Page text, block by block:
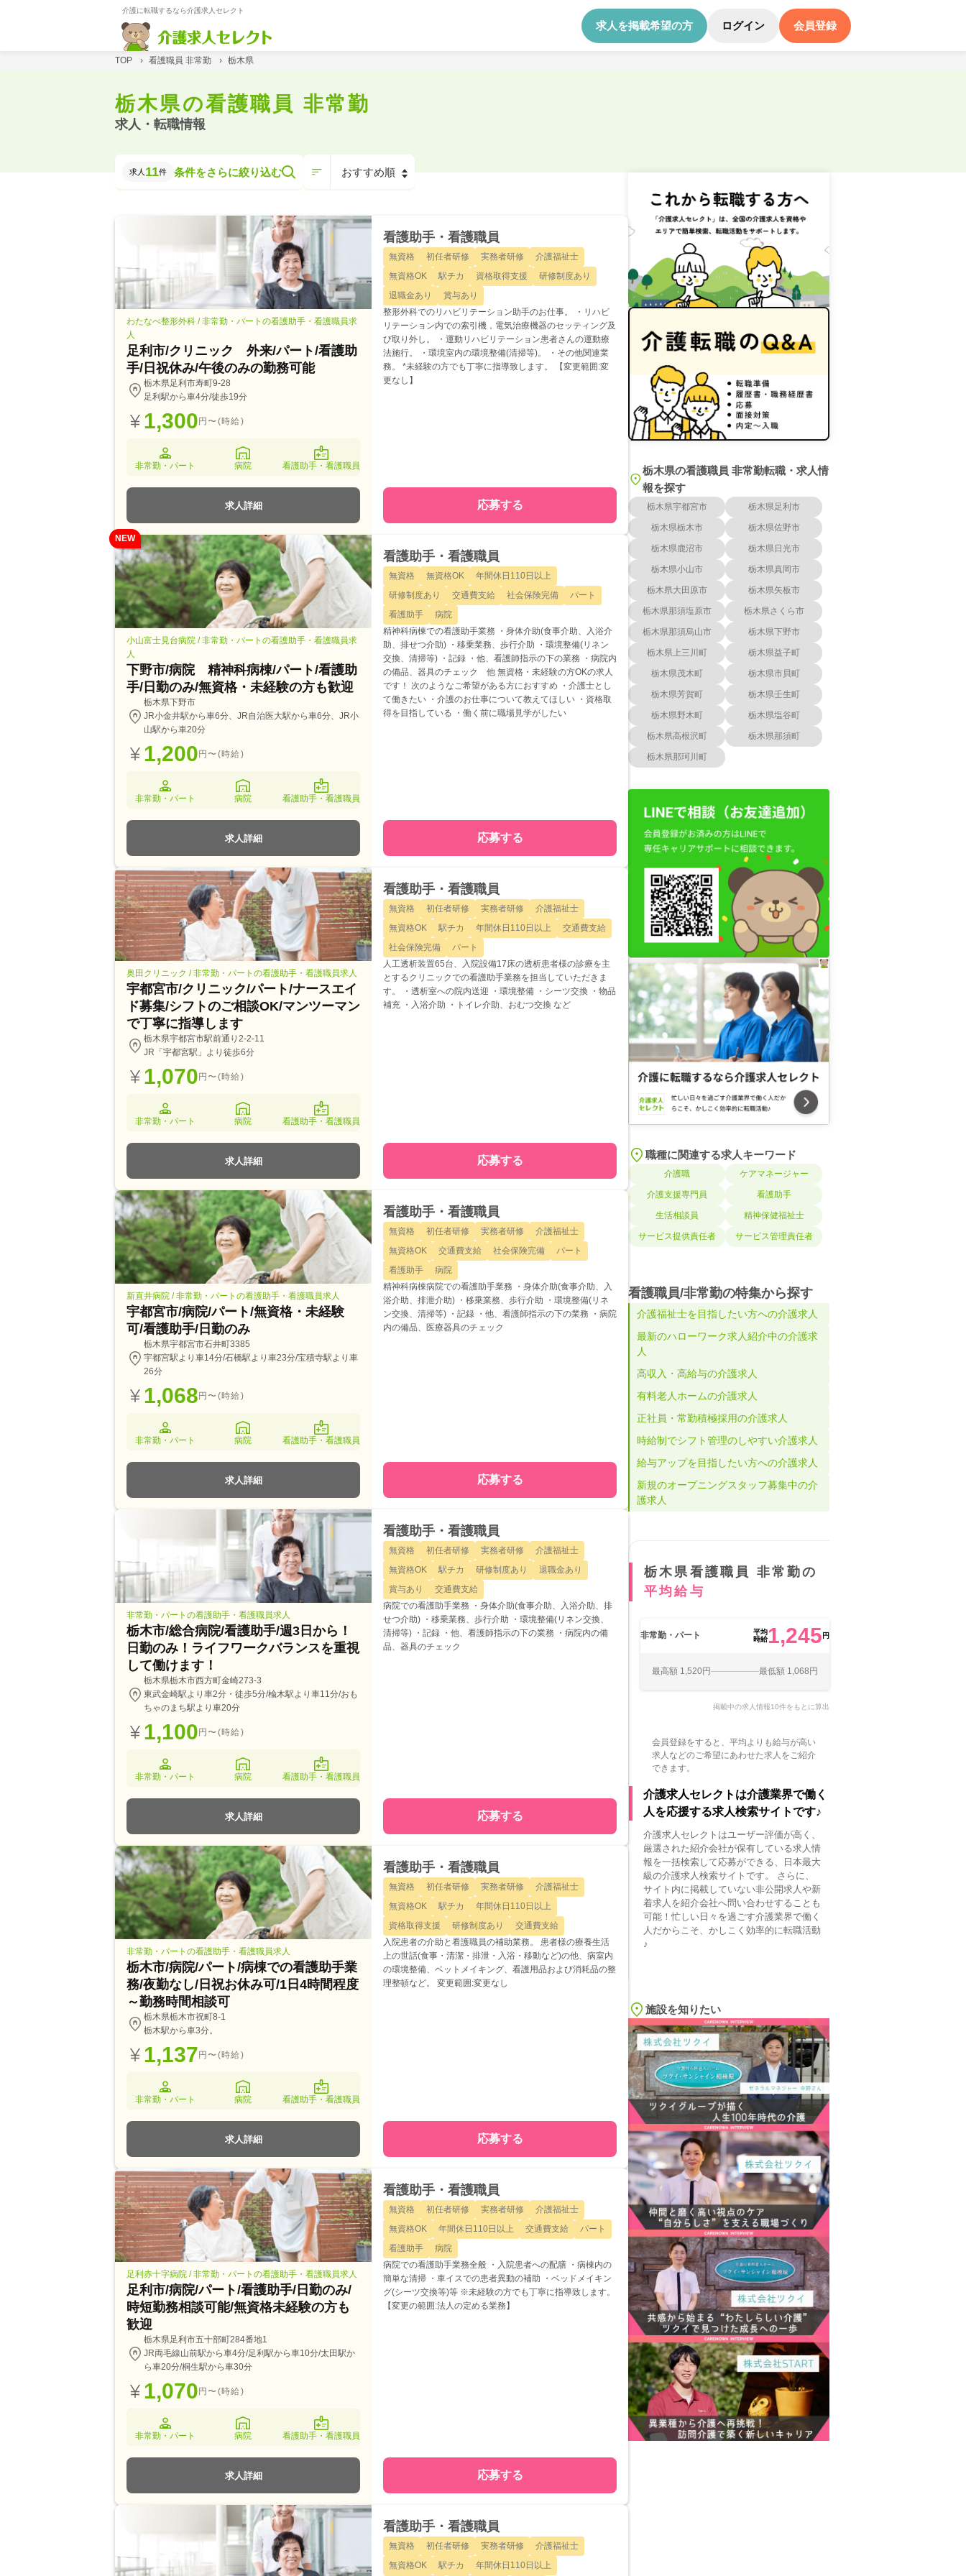
介護に転職するなら介護求人セレクト
求人を掲載希望の方 ログイン 会員登録
TOP › 看護職員 非常勤 › 栃木県
栃木県の看護職員 非常勤
求人・転職情報
求人 11件 条件をさらに絞り込む
わたなべ整形外科 / 非常勤・パートの看護助手・看護職員求
人
足利市/クリニック 外来/パート/看護助
手/日祝休み/午後のみの勤務可能
栃木県足利市寿町9-28
足利駅から車4分/徒歩19分
1,300円〜(時給)
非常勤・パート 病院 看護助手・看護職員
求人詳細
看護助手・看護職員
無資格 初任者研修 実務者研修
介護福祉士
無資格OK
駅チカ 資格取得支援
研修制度あり
退職金あり
賞与あり
整形外科でのリハビリテーション助手のお仕事。 ・リハビ
リテーション内での索引機，電気治療機器のセッティング及
び取り外し。 ・運動リハビリテーション患者さんの運動療
法施行。 ・環境室内の環境整備(清掃等)。 ・その他関連業
務。 *未経験の方でも丁寧に指導致します。 【変更範囲:変
更なし】
応募する
NEW
小山富士見台病院 / 非常勤・パートの看護助手・看護職員求
人
下野市/病院 精神科病棟/パート/看護助
手/日勤のみ/無資格・未経験の方も歓迎
栃木県下野市
JR小金井駅から車6分、JR自治医大駅から車6分、JR小
山駅から車20分
1,200円〜(時給)
非常勤・パート 病院 看護助手・看護職員
求人詳細
看護助手・看護職員
無資格 無資格OK
年間休日110日以上
研修制度あり
交通費支給 社会保険完備
パート
看護助手
病院
精神科病棟での看護助手業務 ・身体介助(食事介助、入浴介
助、排せつ介助) ・移乗業務、歩行介助 ・環境整備(リネン
交換、清掃等) ・記録 ・他、看護師指示の下の業務 ・病院内
の備品、器具のチェック 他 無資格・未経験の方OKの求人
です！ 次のようなご希望がある方におすすめ ・介護士とし
て働きたい ・介護のお仕事について教えてほしい ・資格取
得を目指している ・働く前に職場見学がしたい
応募する
奥田クリニック / 非常勤・パートの看護助手・看護職員求人
宇都宮市/クリニック/パート/ナースエイ
ド募集/シフトのご相談OK/マンツーマン
で丁寧に指導します
栃木県宇都宮市駅前通り2-2-11
JR「宇都宮駅」より徒歩6分
1,070円〜(時給)
非常勤・パート 病院 看護助手・看護職員
求人詳細
看護助手・看護職員
無資格 初任者研修 実務者研修
介護福祉士
無資格OK
駅チカ 年間休日110日以上
交通費支給
社会保険完備
パート
人工透析装置65台、入院設備17床の透析患者様の診療を主
とするクリニックでの看護助手業務を担当していただきま
す。 ・透析室への院内送迎 ・環境整備 ・シーツ交換 ・物品
補充 ・入浴介助 ・トイレ介助、おむつ交換 など
応募する
新直井病院 / 非常勤・パートの看護助手・看護職員求人
宇都宮市/病院/パート/無資格・未経験
可/看護助手/日勤のみ
栃木県宇都宮市石井町3385
宇都宮駅より車14分/石橋駅より車23分/宝積寺駅より車
26分
1,068円〜(時給)
非常勤・パート 病院 看護助手・看護職員
求人詳細
看護助手・看護職員
無資格 初任者研修 実務者研修
介護福祉士
無資格OK
交通費支給 社会保険完備
パート
看護助手
病院
精神科病棟病院での看護助手業務 ・身体介助(食事介助、入
浴介助、排泄介助) ・移乗業務、歩行介助 ・環境整備(リネ
ン交換、清掃等) ・記録 ・他、看護師指示の下の業務 ・病院
内の備品、医療器具のチェック
応募する
非常勤・パートの看護助手・看護職員求人
栃木市/総合病院/看護助手/週3日から！
日勤のみ！ライフワークバランスを重視
して働けます！
栃木県栃木市西方町金崎273-3
東武金崎駅より車2分・徒歩5分/楡木駅より車11分/おも
ちゃのまち駅より車20分
1,100円〜(時給)
非常勤・パート 病院 看護助手・看護職員
求人詳細
看護助手・看護職員
無資格 初任者研修 実務者研修
介護福祉士
無資格OK
駅チカ 研修制度あり
退職金あり
賞与あり
交通費支給
病院での看護助手業務 ・身体介助(食事介助、入浴介助、排
せつ介助) ・移乗業務、歩行介助 ・環境整備(リネン交換、
清掃等) ・記録 ・他、看護師指示の下の業務 ・病院内の備
品、器具のチェック
応募する
非常勤・パートの看護助手・看護職員求人
栃木市/病院/パート/病棟での看護助手業
務/夜勤なし/日祝お休み可/1日4時間程度
～勤務時間相談可
栃木県栃木市祝町8-1
栃木駅から車3分。
1,137円〜(時給)
非常勤・パート 病院 看護助手・看護職員
求人詳細
看護助手・看護職員
無資格 初任者研修 実務者研修
介護福祉士
無資格OK
駅チカ
年間休日110日以上
資格取得支援
研修制度あり
交通費支給
入院患者の介助と看護職員の補助業務。 患者様の療養生活
上の世話(食事・清潔・排泄・入浴・移動など)の他、病室内
の環境整備、ベットメイキング、看護用品および消耗品の整
理整頓など。 変更範囲:変更なし
応募する
足利赤十字病院 / 非常勤・パートの看護助手・看護職員求人
足利市/病院/パート/看護助手/日勤のみ/
時短勤務相談可能/無資格未経験の方も
歓迎
栃木県足利市五十部町284番地1
JR両毛線山前駅から車4分/足利駅から車10分/太田駅か
ら車20分/桐生駅から車30分
1,070円〜(時給)
非常勤・パート 病院 看護助手・看護職員
求人詳細
看護助手・看護職員
無資格 初任者研修 実務者研修
介護福祉士
無資格OK
年間休日110日以上 交通費支給
パート
看護助手
病院
病院での看護助手業務全般 ・入院患者への配膳 ・病棟内の
簡単な清掃 ・車イスでの患者異動の補助 ・ベッドメイキン
グ(シーツ交換等)等 ※未経験の方でも丁寧に指導致します。
【変更の範囲:法人の定める業務】
応募する
看護助手・看護職員
無資格 初任者研修 実務者研修
介護福祉士
無資格OK
駅チカ 年間休日110日以上
栃木県の看護職員 非常勤転職・求人情
報を探す
栃木県宇都宮市 栃木県足利市
栃木県栃木市 栃木県佐野市
栃木県鹿沼市 栃木県日光市
栃木県小山市 栃木県真岡市
栃木県大田原市 栃木県矢板市
栃木県那須塩原市 栃木県さくら市
栃木県那須烏山市 栃木県下野市
栃木県上三川町 栃木県益子町
栃木県茂木町 栃木県市貝町
栃木県芳賀町 栃木県壬生町
栃木県野木町 栃木県塩谷町
栃木県高根沢町 栃木県那須町
栃木県那珂川町
職種に関連する求人キーワード
介護職 ケアマネージャー
介護支援専門員 看護助手
生活相談員 精神保健福祉士
サービス提供責任者 サービス管理責任者
看護職員/非常勤の特集から探す
介護福祉士を目指したい方への介護求人
最新のハローワーク求人紹介中の介護求
人
高収入・高給与の介護求人
有料老人ホームの介護求人
正社員・常勤積極採用の介護求人
時給制でシフト管理のしやすい介護求人
給与アップを目指したい方への介護求人
新規のオープニングスタッフ募集中の介
護求人
栃木県看護職員 非常勤の
平均給与
非常勤・パート
平均
時給1,245 円
最高額 1,520円 最低額 1,068円
掲載中の求人情報10件をもとに算出
会員登録をすると、平均よりも給与が高い
求人などのご希望にあわせた求人をご紹介
できます。
介護求人セレクトは介護業界で働く
人を応援する求人検索サイトです♪
介護求人セレクトはユーザー評価が高く、
厳選された紹介会社が保有している求人情
報を一括検索して応募ができる、日本最大
級の介護求人検索サイトです。 さらに、
サイト内に掲載していない非公開求人や新
着求人を紹介会社へ問い合わせすることも
可能！忙しい日々を過ごす介護業界で働く
人だからこそ、かしこく効率的に転職活動
♪
施設を知りたい